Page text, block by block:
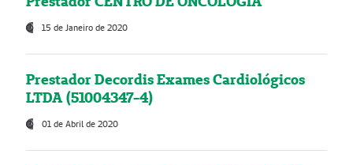
15 de Janeiro de 2020
Prestador Decordis Exames Cardiológicos
LTDA (51004347-4)
01 de Abril de 2020